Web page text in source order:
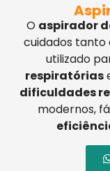
O aspirador
cuidados tanto
utilizado
respiratórias
dificuldades
modernos,